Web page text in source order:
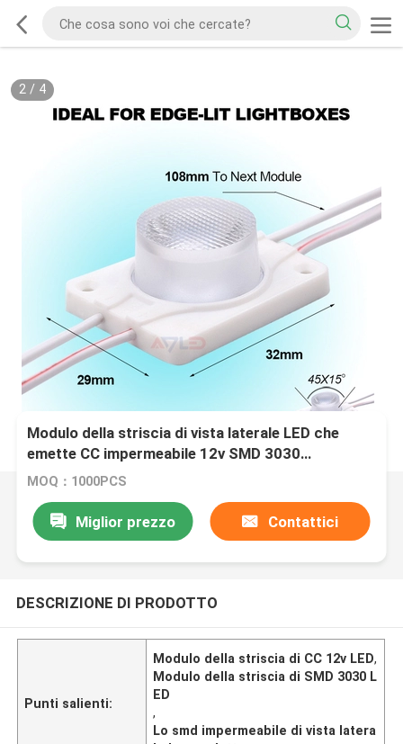
2/ 4
Modulo della striscia di vista laterale LED che
emette CC impermeabile 12v SMD 3030
dell'iniezione
MOQ：1000PCS
Miglior prezzo Contattici
DESCRIZIONE DI PRODOTTO
Punti salienti:
Modulo della striscia di CC 12v LED,
Modulo della striscia di SMD 3030 L
ED
,
Lo smd impermeabile di vista latera